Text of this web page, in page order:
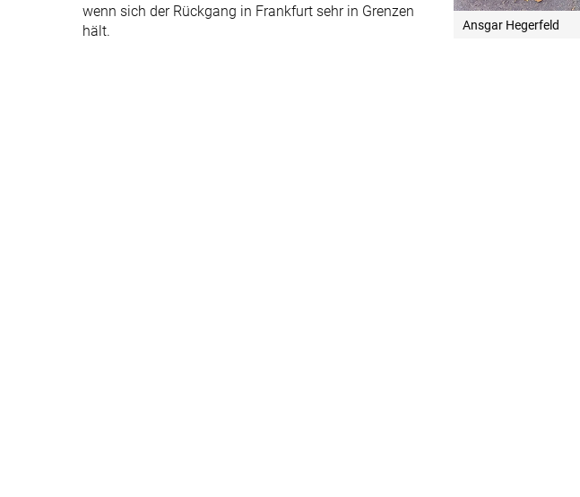
Ansgar Hegerfeld
wenn sich der Rückgang in Frankfurt sehr in Grenzen
hält.